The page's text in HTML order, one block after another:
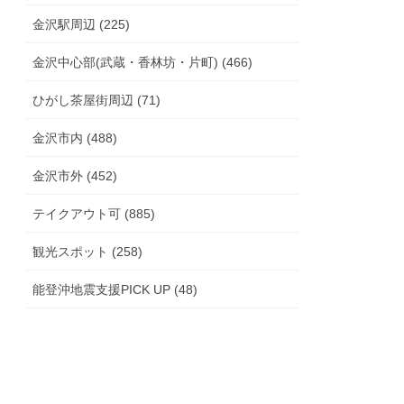
金沢駅周辺 (225)
金沢中心部(武蔵・香林坊・片町) (466)
ひがし茶屋街周辺 (71)
金沢市内 (488)
金沢市外 (452)
テイクアウト可 (885)
観光スポット (258)
能登沖地震支援PICK UP (48)